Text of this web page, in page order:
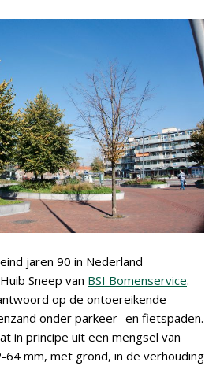
jaren 90 in Nederland
Sneep van BSI Bomenservice.
op de ontoereikende
onder parkeer- en fietspaden.
in principe uit een mengsel van
mm, met grond, in de verhouding